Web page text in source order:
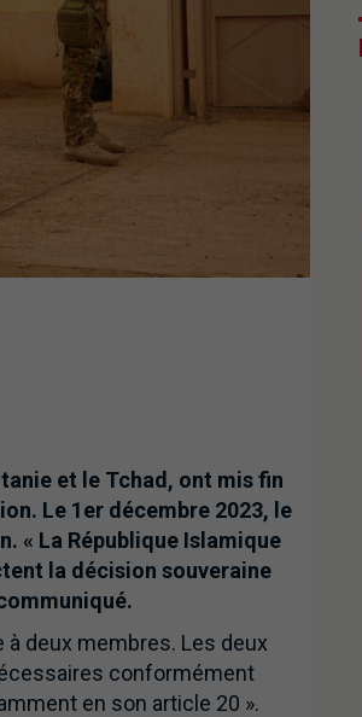
et le Tchad, ont mis fin
Le 1er décembre 2023, le
« La République Islamique
la décision souveraine
à deux membres. Les deux
conformément
en son article 20 ».